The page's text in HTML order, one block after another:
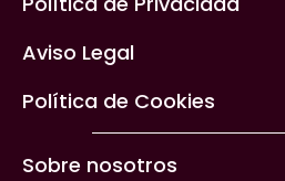
Aviso Legal
Política de Cookies
Sobre nosotros